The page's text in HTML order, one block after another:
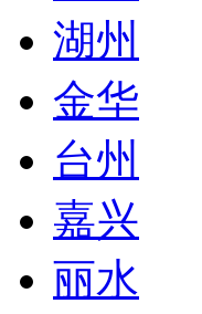
湖州
金华
台州
嘉兴
丽水